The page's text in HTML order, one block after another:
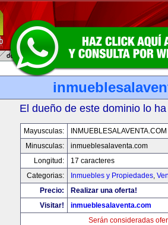
El dueño de este dominio lo
Mayusculas:
INMUEBLESALAVENTA.COM
Minusculas:
inmueblesalaventa.com
Longitud:
17 caracteres
Categorias:
Inmuebles y Propiedades,
Precio:
Realizar una oferta!
Visitar!
inmueblesalaventa.com
Serán consideradas